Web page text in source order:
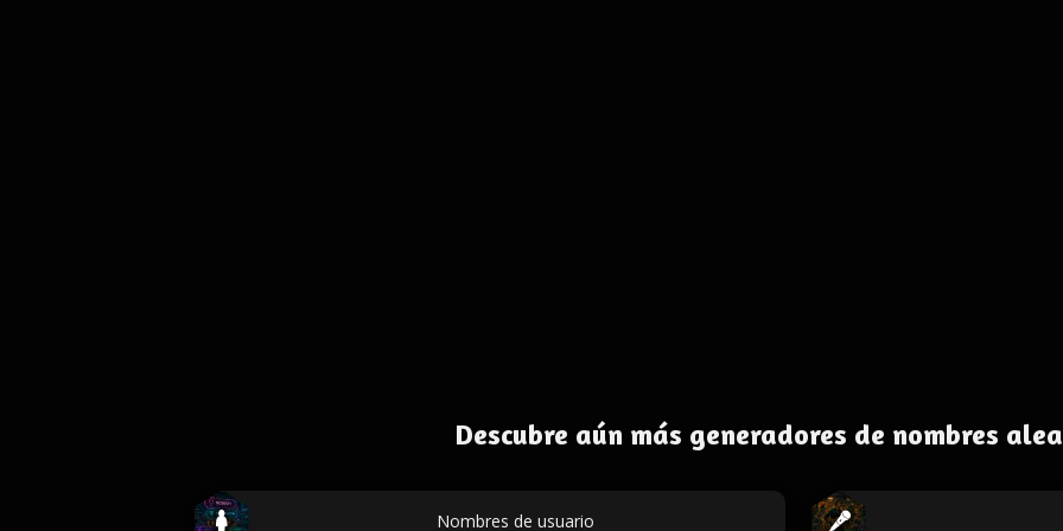
Descubre aún más generadores de nombres
Nombres de usuario